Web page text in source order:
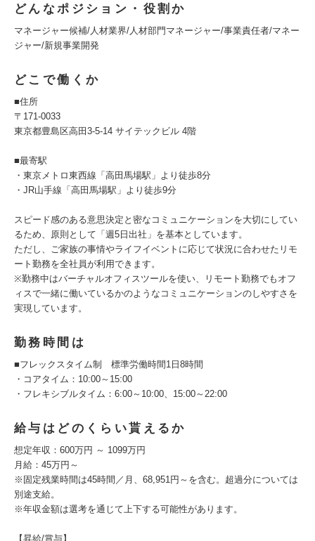
どんなポジション・役割か
マネージャー候補/人材業界/人材部門マネージャー/事業責任者/マネー
ジャー/新規事業開発
どこで働くか
■住所
〒171-0033
東京都豊島区高田3-5-14 サイテックビル 4階
■最寄駅
・東京メトロ東西線「高田馬場駅」より徒歩8分
・JR山手線「高田馬場駅」より徒歩9分
スピード感のある意思決定と密なコミュニケーションを大切にしてい
るため、原則として「週5日出社」を基本としています。
ただし、ご家族の事情やライフイベントに応じて状況に合わせたリモ
ート勤務を全社員が利用できます。
※勤務中はバーチャルオフィスツールを使い、リモート勤務でもオフ
ィスで一緒に働いているかのようなコミュニケーションのしやすさを
実現しています。
勤務時間は
■フレックスタイム制 標準労働時間1日8時間
・コアタイム：10:00～15:00
・フレキシブルタイム：6:00～10:00、15:00～22:00
給与はどのくらい貰えるか
想定年収：600万円 ～ 1099万円
月給：45万円～
※固定残業時間は45時間／月、68,951円～を含む。超過分については
別途支給。
※年収金額は選考を通じて上下する可能性があります。
【昇給/賞与】